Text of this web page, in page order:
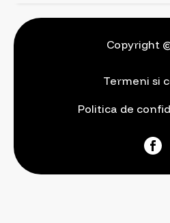
Copyright
Termeni si
Politica de